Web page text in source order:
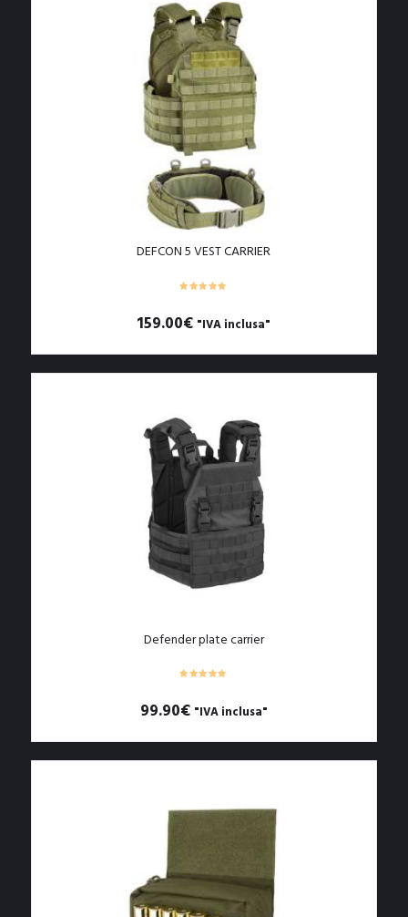
varianti.
Le
opzioni
possono
essere
scelte
nella
pagina
del
prodotto
DEFCON 5 VEST CARRIER
159.00€ "IVA inclusa"
varianti.
Le
opzioni
essere
scelte
nella
pagina
del
prodotto
Defender plate carrier
99.90€ "IVA inclusa"
varianti.
essere
scelte